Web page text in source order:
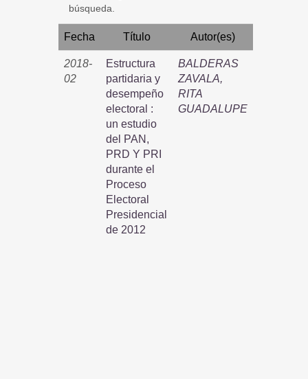
búsqueda.
Fecha Título Autor(es)
2018-
02
Estructura
partidaria y
desempeño
electoral :
un estudio
del PAN,
PRD Y PRI
durante el
Proceso
Electoral
Presidencial
de 2012
BALDERAS
ZAVALA,
RITA
GUADALUPE